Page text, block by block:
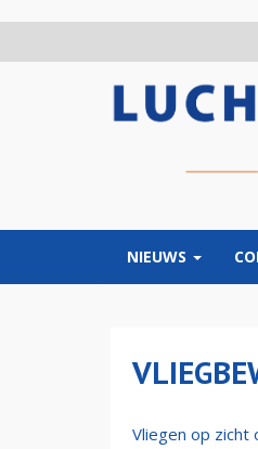
NIEUWS
Vliegen op zicht